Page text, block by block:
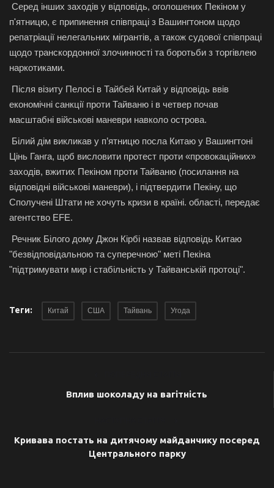
Серед інших заходів у відповідь, оголошених Пекіном у
п'ятницю, є припинення співпраці з Вашингтоном щодо
репатріації нелегальних мігрантів, а також судової співпраці
щодо транскордонної злочинності та боротьби з торгівлею
наркотиками.
Після візиту Пелосі в Тайбей Китай у відповідь ввів
економічні санкції проти Тайваню і в четвер почав
масштабні військові маневри навколо острова.
Білий дім викликав у п’ятницю посла Китаю у Вашингтоні
Цінь Ганга, щоб висловити протест проти «провокаційних»
заходів, вжитих Пекіном проти Тайваню (посилання на
відповідні військові маневри), і підтвердити Пекіну, що
Сполучені Штати не хочуть кризи в країні. області, передає
агентство EFE.
Речник Білого дому Джон Кірбі назвав відповідь Китаю
"безвідповідальною та суперечною" меті Пекіна
"підтримувати мир і стабільність у Тайванській протоці".
Теги: Китай США Тайвань Угода
Вплив шоколаду на вагітність
Кривава постать на дитячому майданчику посеред
Центрального парку